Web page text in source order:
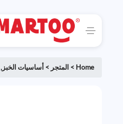
Home
> المتجر > أساسيات الخبز,